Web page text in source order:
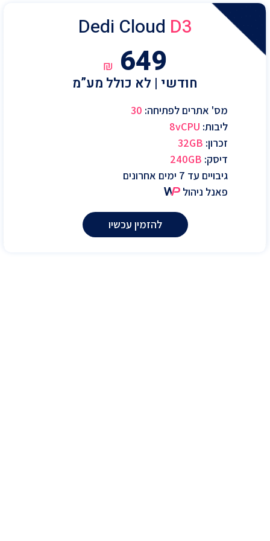
Dedi Cloud D3
649
₪
חודשי | לא כולל מע”מ
מס' אתרים לפתיחה: 30
ליבות: 8vCPU
זכרון: 32GB
דיסק: 240GB
גיבויים עד 7 ימים אחרונים
פאנל ניהול
להזמין עכשיו